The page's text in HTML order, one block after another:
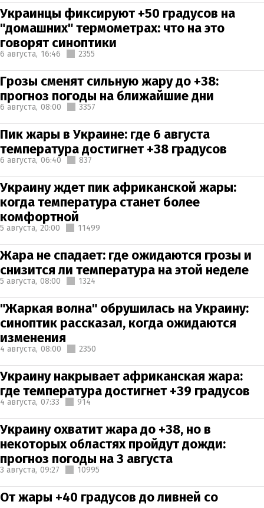
Украинцы фиксируют +50 градусов на
"домашних" термометрах: что на это
говорят синоптики
6 августа, 16:46 2355
Грозы сменят сильную жару до +38:
прогноз погоды на ближайшие дни
6 августа, 08:00 3357
Пик жары в Украине: где 6 августа
температура достигнет +38 градусов
6 августа, 06:40 837
Украину ждет пик африканской жары:
когда температура станет более
комфортной
5 августа, 20:00 11499
Жара не спадает: где ожидаются грозы и
снизится ли температура на этой неделе
5 августа, 08:00 1324
"Жаркая волна" обрушилась на Украину:
синоптик рассказал, когда ожидаются
изменения
4 августа, 08:00 2350
Украину накрывает африканская жара:
где температура достигнет +39 градусов
4 августа, 07:33 914
Украину охватит жара до +38, но в
некоторых областях пройдут дожди:
прогноз погоды на 3 августа
3 августа, 09:27 10995
От жары +40 градусов до ливней со